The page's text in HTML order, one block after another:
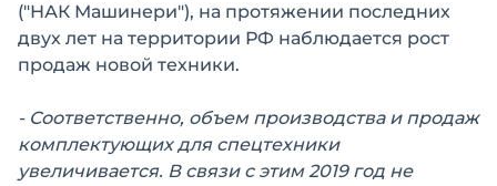
("НАК Машинери"), на протяжении последних
двух лет на территории РФ наблюдается рост
продаж новой техники.
- Соответственно, объем производства и продаж
комплектующих для спецтехники
увеличивается. В связи с этим 2019 год не